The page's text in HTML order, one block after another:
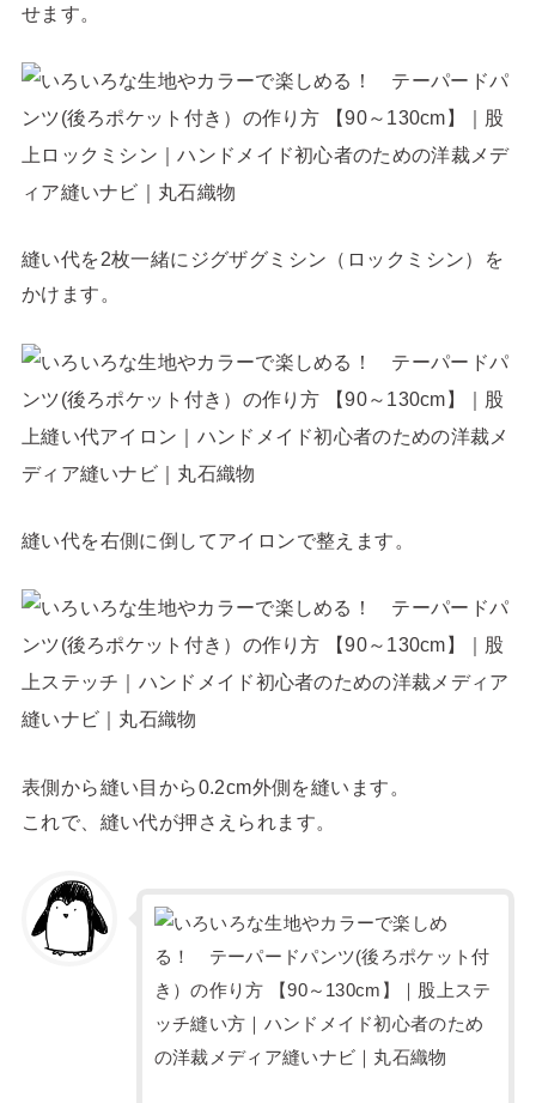
せます。
縫い代を2枚一緒にジグザグミシン（ロックミシン）を
かけます。
縫い代を右側に倒してアイロンで整えます。
表側から縫い目から0.2cm外側を縫います。
これで、縫い代が押さえられます。